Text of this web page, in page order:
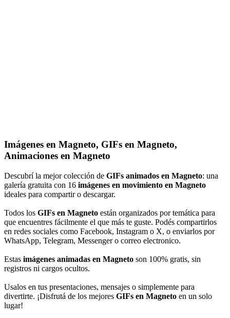
Imágenes en Magneto, GIFs en Magneto,
Animaciones en Magneto
Descubrí la mejor colección de GIFs animados en Magneto: una
galería gratuita con 16 imágenes en movimiento en Magneto
ideales para compartir o descargar.
Todos los GIFs en Magneto están organizados por temática para
que encuentres fácilmente el que más te guste. Podés compartirlos
en redes sociales como Facebook, Instagram o X, o enviarlos por
WhatsApp, Telegram, Messenger o correo electronico.
Estas imágenes animadas en Magneto son 100% gratis, sin
registros ni cargos ocultos.
Usalos en tus presentaciones, mensajes o simplemente para
divertirte. ¡Disfrutá de los mejores GIFs en Magneto en un solo
lugar!